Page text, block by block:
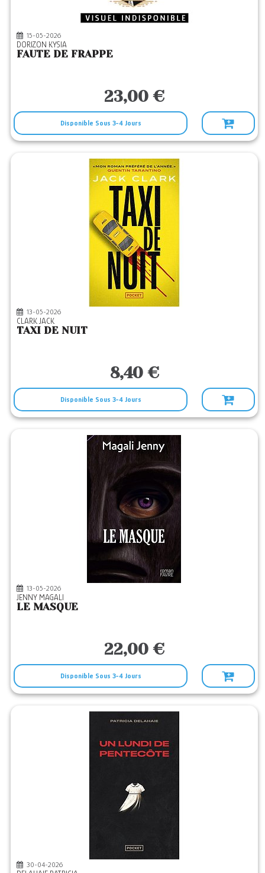
15-05-2026
DORIZON KYSIA
FAUTE DE FRAPPE
23,00 €
Disponible Sous 3-4 Jours
13-05-2026
CLARK JACK
TAXI DE NUIT
8,40 €
Disponible Sous 3-4 Jours
13-05-2026
JENNY MAGALI
LE MASQUE
22,00 €
Disponible Sous 3-4 Jours
30-04-2026